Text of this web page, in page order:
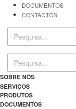
DOCUMENTOS
CONTACTOS
SOBRE NÓS
SERVIÇOS
PRODUTOS
DOCUMENTOS